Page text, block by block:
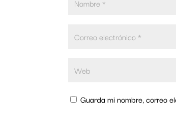
Guarda mi nombre, correo